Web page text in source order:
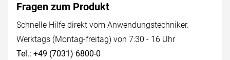
Fragen zum Produkt
Schnelle Hilfe direkt vom Anwendungstechniker.
Werktags (Montag-freitag) von 7:30 - 16 Uhr
Tel.: +49 (7031) 6800-0